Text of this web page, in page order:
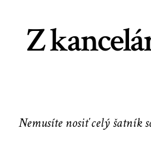
Z
Nemusíte nosiť celý šatník